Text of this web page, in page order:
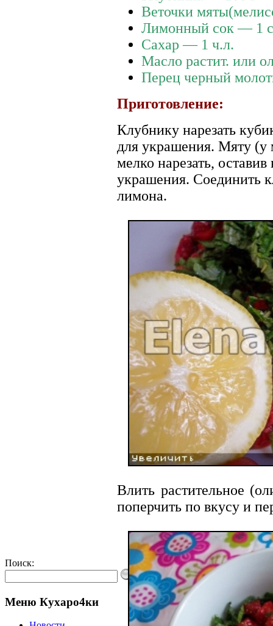
Поиск:
Меню Кухаро4ки
Веточки
Лимонный сок — 1
Сахар — 1 ч.л.
Масло растит. или
Перец черный
Приготовление:
Клубнику нарезать
для украшения. Мяту (у
мелко нарезать,
украшения. Соединить
лимона.
Влить растительное
поперчить по вкусу и